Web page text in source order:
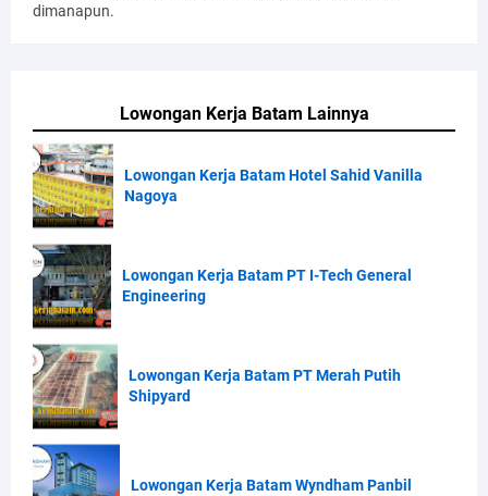
dimanapun.
Lowongan Kerja Batam Lainnya
Lowongan Kerja Batam Hotel Sahid Vanilla
Nagoya
Lowongan Kerja Batam PT I-Tech General
Engineering
Lowongan Kerja Batam PT Merah Putih
Shipyard
Lowongan Kerja Batam Wyndham Panbil